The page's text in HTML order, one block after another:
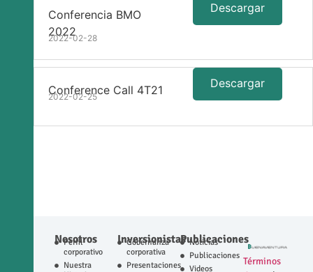
Conferencia BMO
2022
2022-02-28
Descargar
Conference Call 4T21
2022-02-25
Descargar
Nosotros
Perfil
corporativo
Nuestra
Inversionistas
Gobernanza
corporativa
Presentaciones
Publicaciones
Noticias
Publicaciones
Videos
Términos